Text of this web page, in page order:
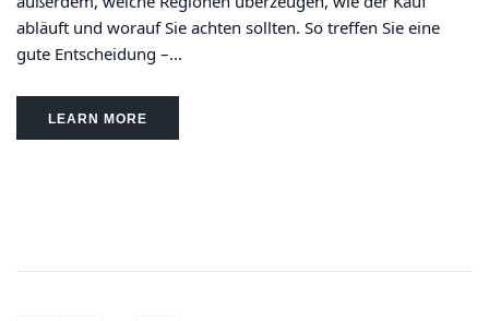
abläuft und worauf Sie achten sollten. So treffen Sie eine
gute Entscheidung –...
LEARN MORE